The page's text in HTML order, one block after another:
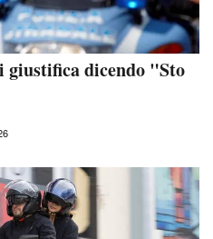
dicendo "Sto